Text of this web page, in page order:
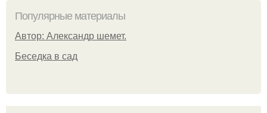
Популярные материалы
Автор: Александр шемет.
Беседка в сад